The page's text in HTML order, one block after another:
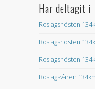
Har deltagit i
Roslagshösten
Roslagshösten
Roslagshösten
Roslagsvåren